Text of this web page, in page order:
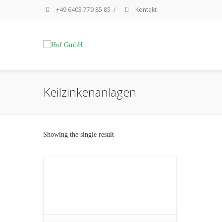
+49 6403 779 85 85 / Kontakt
Keilzinkenanlagen
Showing the single result